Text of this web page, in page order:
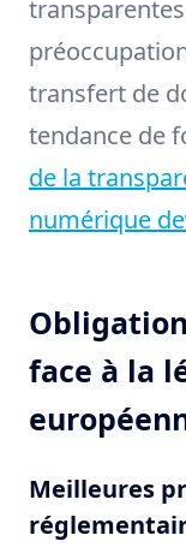
transfert de
tendance de
de la
numérique
face à la
Meilleures